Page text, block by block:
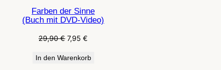
Farben der Sinne
(Buch mit DVD-Video)
29,90€ Ursprünglicher
war:
7,95€
ist:
In den Warenkorb